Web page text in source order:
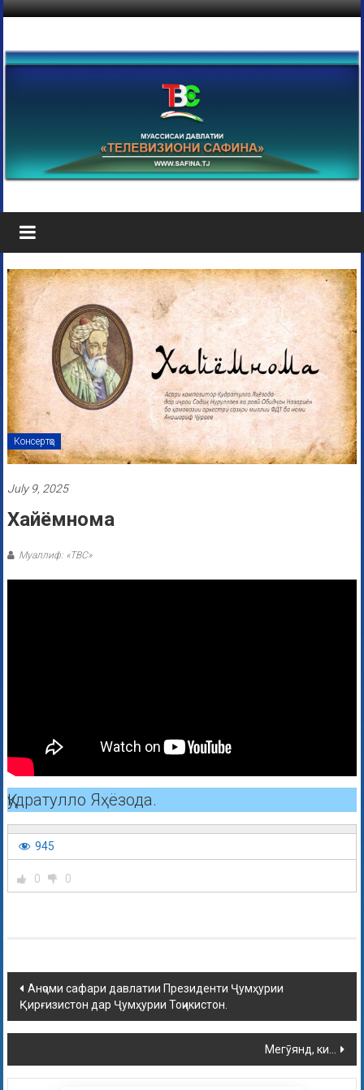
Консертҳо
July 9, 2025
Хайёмнома
Муаллиф: «ТВС»
Қудратулло Яҳёзода.
945
0 0
Анҷоми сафари давлатии Президенти Ҷумҳурии
Қирғизистон дар Ҷумҳурии Тоҷикистон.
Мегӯянд, ки…